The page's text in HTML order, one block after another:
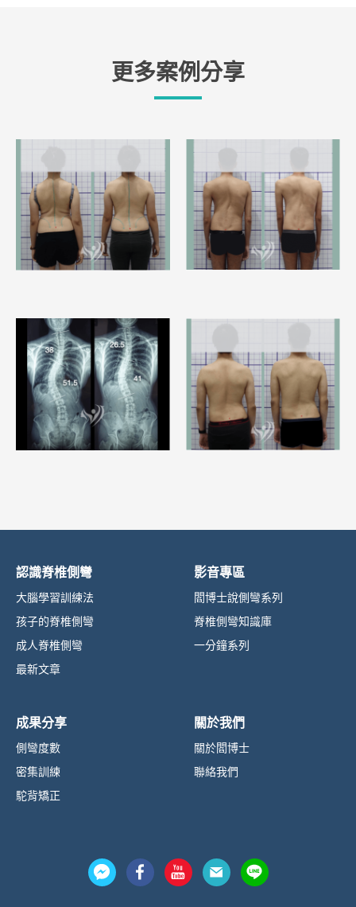
更多案例分享
認識脊椎側彎
大腦學習訓練法
孩子的脊椎側彎
成人脊椎側彎
最新文章
影音專區
閻博士說側彎系列
脊椎側彎知識庫
一分鐘系列
成果分享
側彎度數
密集訓練
駝背矯正
關於我們
關於閻博士
聯絡我們